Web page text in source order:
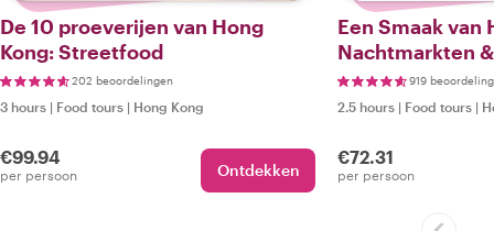
De 10 proeverijen van Hong
Kong: Streetfood
202 beoordelingen
3 hours | Food tours | Hong Kong
€99.94
per persoon Ontdekken
Een Smaak van
Nachtmarkten
Tour
919
2.5 hours | Food tours |
€72.31
per persoon